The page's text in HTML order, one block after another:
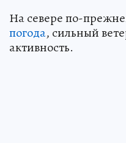
На севере по-
погода, сильный
активность.